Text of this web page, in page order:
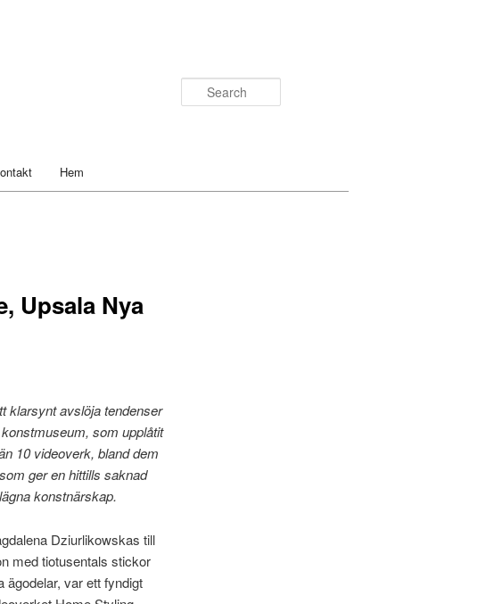
Hem
Upsala Nya
klarsynt avslöja tendenser
som upplåtit
10 videoverk, bland dem
ger en hittills saknad
konstnärskap.
Dziurlikowskas till
med tiotusentals stickor
var ett fyndigt